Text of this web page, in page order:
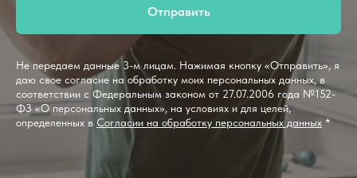
Отправить
Не передаем данные 3-м лицам. Нажимая кнопку «Отправить», я
даю свое согласие на обработку моих персональных данных, в
соответствии с Федеральным законом от 27.07.2006 года №152-
ФЗ «О персональных данных», на условиях и для целей,
определенных в Согласии на обработку персональных данных *